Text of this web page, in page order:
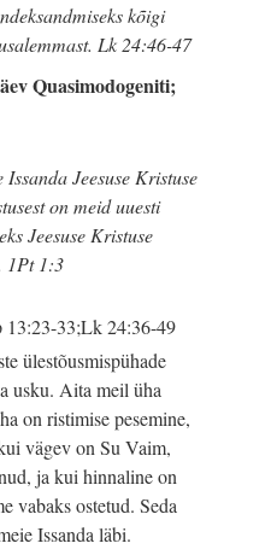
kõigi
Lk 24:46-47
Quasimodogeniti;
Jeesuse Kristuse
on meid uuesti
Jeesuse Kristuse
1Pt 1:3
13:23-33;Lk 24:36-49
ülestõusmispühade
usku. Aita meil üha
on ristimise pesemine,
vägev on Su Vaim,
ja kui hinnaline on
vabaks ostetud. Seda
Issanda läbi.